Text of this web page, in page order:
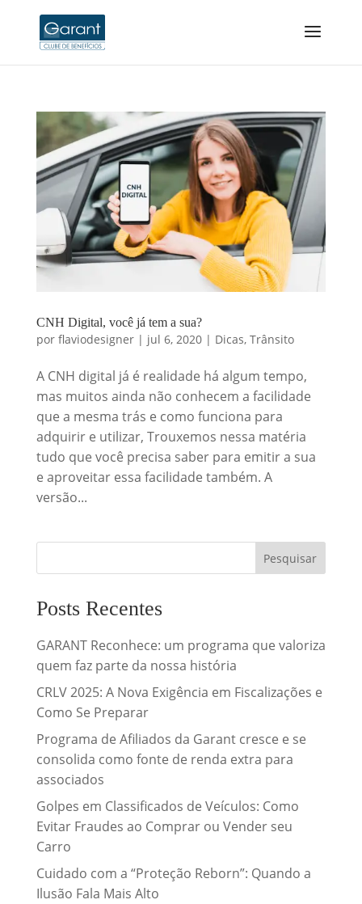
CNH Digital, você já tem a sua?
por flaviodesigner| jul 6, 2020| Dicas, Trânsito
A CNH digital já é realidade há algum tempo,
mas muitos ainda não conhecem a facilidade
que a mesma trás e como funciona para
adquirir e utilizar, Trouxemos nessa matéria
tudo que você precisa saber para emitir a sua
e aproveitar essa facilidade também. A
versão...
Posts Recentes
GARANT Reconhece: um programa que valoriza
quem faz parte da nossa história
CRLV 2025: A Nova Exigência em Fiscalizações e
Como Se Preparar
Programa de Afiliados da Garant cresce e se
consolida como fonte de renda extra para
associados
Golpes em Classificados de Veículos: Como
Evitar Fraudes ao Comprar ou Vender seu
Carro
Cuidado com a “Proteção Reborn”: Quando a
Ilusão Fala Mais Alto